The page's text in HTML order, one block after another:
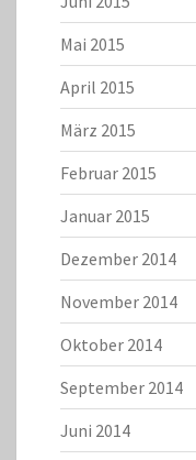
Mai 2015
April 2015
März 2015
Februar 2015
Januar 2015
Dezember 2014
November 2014
Oktober 2014
September 2014
Juni 2014